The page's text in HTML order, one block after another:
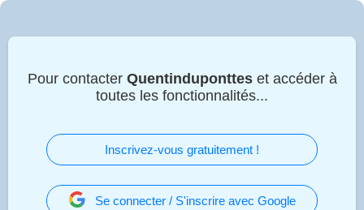
Pour contacter Quentindupontteset accéder à
toutes les fonctionnalités...
Inscrivez-vous gratuitement !
Se connecter / S'inscrire avec Google